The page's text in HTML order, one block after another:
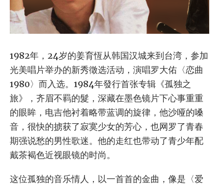
1982年，24岁的姜育恆从韩国汉城来到台湾，参加
光美唱片举办的新秀徵选活动，演唱罗大佑〈恋曲
1980〉而入选。1984年發行首张专辑《孤独之
旅》，齐眉不羁的髮，深藏在墨色镜片下心事重重
的眼眸，电吉他衬着略带蓝调的旋律，他沙哑的嗓
音，很快的掳获了寂寞少女的芳心，也网罗了青春
期强说愁的男性歌迷。他的走红也带动了青少年配
戴茶褐色近视眼镜的时尚。
这位孤独的音乐情人，以一首首的金曲，像是〈爱